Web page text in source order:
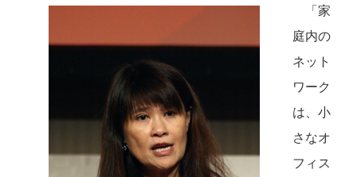
「家
庭内の
ネット
ワーク
は、小
さなオ
フィス